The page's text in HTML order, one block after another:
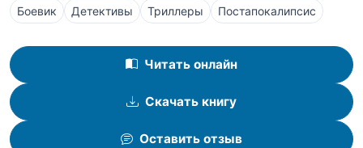
Боевик Детективы Триллеры Постапокалипсис
Читать онлайн
Скачать книгу
Оставить отзыв